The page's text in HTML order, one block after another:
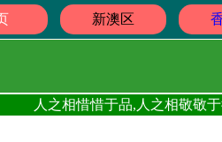
新澳区
人之相惜惜于品,人之相敬敬